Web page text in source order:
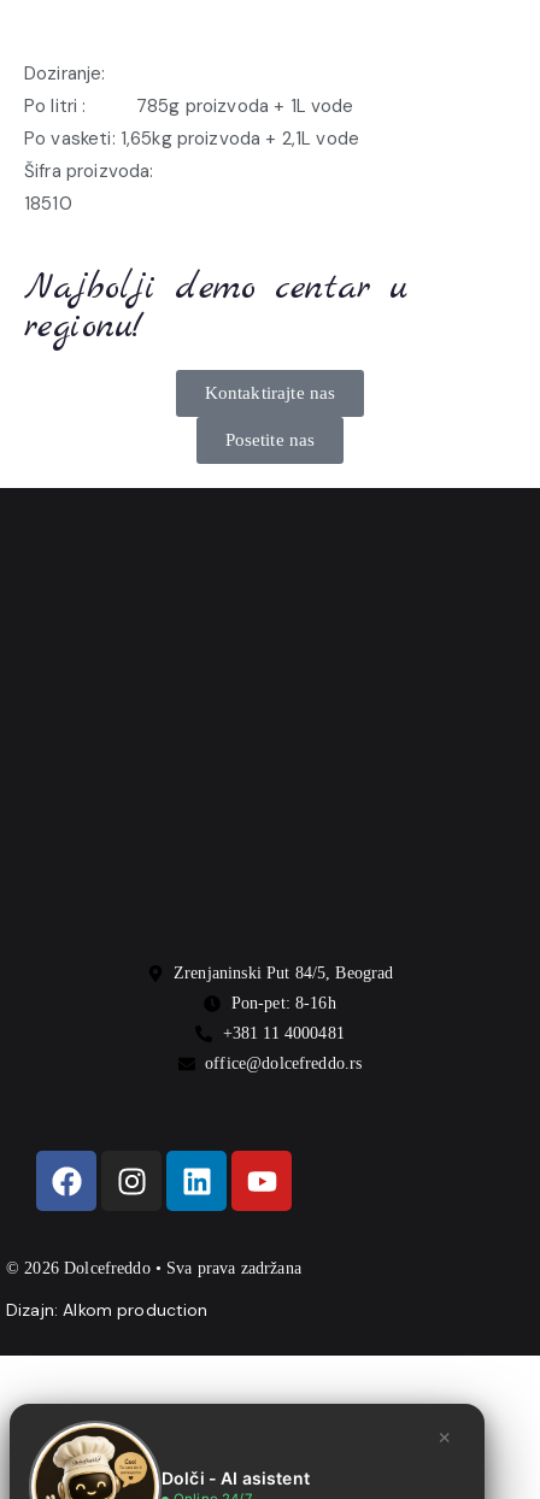
Doziranje:
Po litri : 785g proizvoda + 1L vode
Po vasketi: 1,65kg proizvoda + 2,1L vode
Šifra proizvoda:
18510
Najbolji demo centar u
regionu!
Kontaktirajte nas
Posetite nas
Zrenjaninski Put 84/5, Beograd
Pon-pet: 8-16h
+381 11 4000481
office@dolcefreddo.rs
© 2026 Dolcefreddo • Sva prava zadržana
Dizajn:Alkom production
×
Dolči - AI asistent